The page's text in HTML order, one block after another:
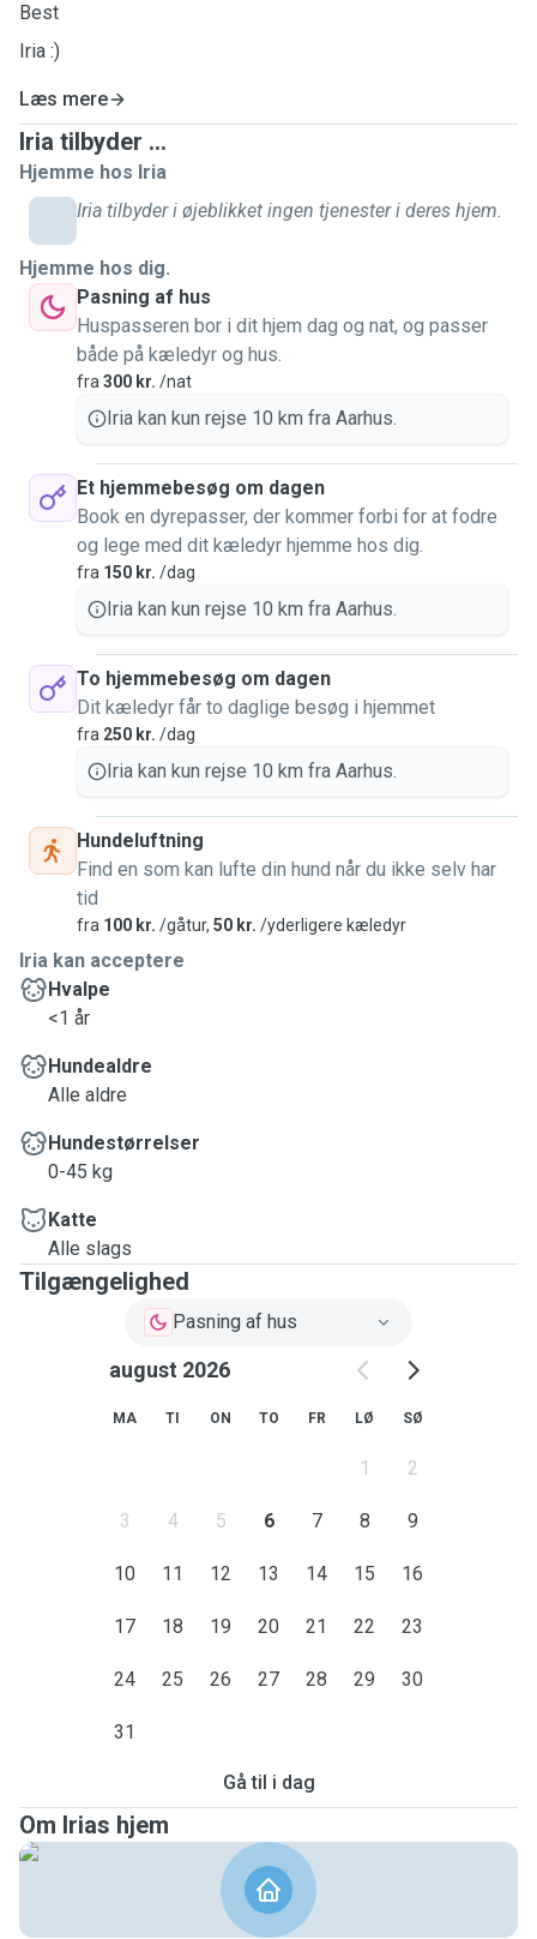
Best
Iria :)
Læs mere
Iria tilbyder ...
Hjemme hos Iria
Iria tilbyder i øjeblikket ingen tjenester i deres hjem.
Hjemme hos dig.
Pasning af hus
Huspasseren bor i dit hjem dag og nat, og passer
både på kæledyr og hus.
fra 300 kr. /nat
Iria kan kun rejse 10 km fra Aarhus.
Et hjemmebesøg om dagen
Book en dyrepasser, der kommer forbi for at fodre
og lege med dit kæledyr hjemme hos dig.
fra 150 kr. /dag
Iria kan kun rejse 10 km fra Aarhus.
To hjemmebesøg om dagen
Dit kæledyr får to daglige besøg i hjemmet
fra 250 kr. /dag
Iria kan kun rejse 10 km fra Aarhus.
Hundeluftning
Find en som kan lufte din hund når du ikke selv har
tid
fra 100 kr. /gåtur, 50 kr. /yderligere kæledyr
Iria kan acceptere
Hvalpe
<1 år
Hundealdre
Alle aldre
Hundestørrelser
0-45 kg
Katte
Alle slags
Tilgængelighed
Pasning af hus
august 2026
MA TI ON TO FR LØ SØ
1 2
3 4 5 6 7 8 9
10 11 12 13 14 15 16
17 18 19 20 21 22 23
24 25 26 27 28 29 30
31
Gå til i dag
Om Irias hjem